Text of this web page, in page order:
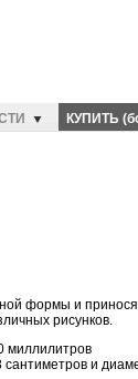
КУПИТЬ
формы и
рисунков.
миллилитров
и